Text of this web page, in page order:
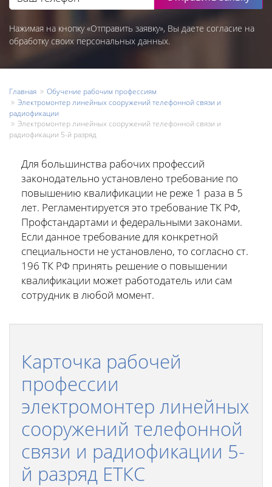
Нажимая на кнопку «Отправить заявку», Вы даете согласие на
обработку своих персональных данных.
Главная
Обучение рабочим профессиям
Электромонтер линейных сооружений телефонной связи и
радиофикации
Электромонтер линейных сооружений телефонной связи и
радиофикации 5-й разряд
Для большинства рабочих профессий
законодательно установлено требование по
повышению квалификации не реже 1 раза в 5
лет. Регламентируется это требование ТК РФ,
Профстандартами и федеральными законами.
Если данное требование для конкретной
специальности не установлено, то согласно ст.
196 ТК РФ принять решение о повышении
квалификации может работодатель или сам
сотрудник в любой момент.
Карточка рабочей
профессии
электромонтер линейных
сооружений телефонной
связи и радиофикации 5-
й разряд ЕТКС